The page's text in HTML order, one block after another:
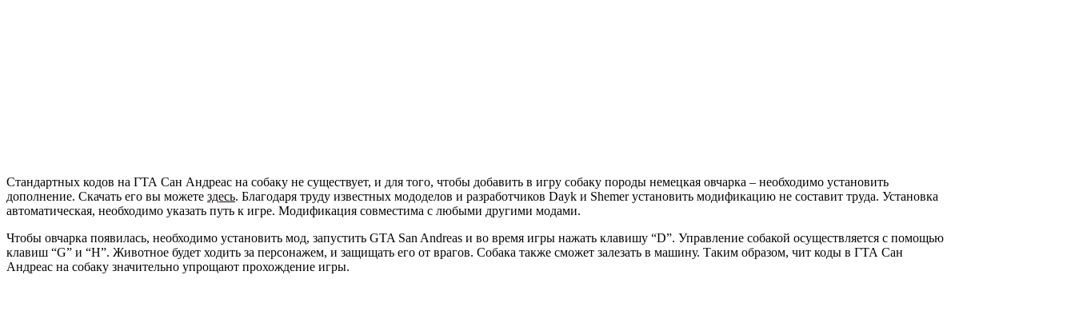
Стандартных кодов на ГТА Сан Андреас на собаку не существует, и для того, чтобы добавить в игру собаку породы немецкая овчарка – необходимо установить
дополнение. Скачать его вы можете здесь. Благодаря труду известных мододелов и разработчиков Dayk и Shemer установить модификацию не составит труда. Установка
автоматическая, необходимо указать путь к игре. Модификация совместима с любыми другими модами.
Чтобы овчарка появилась, необходимо установить мод, запустить GTA San Andreas и во время игры нажать клавишу “D”. Управление собакой осуществляется с помощью
клавиш “G” и “H”. Животное будет ходить за персонажем, и защищать его от врагов. Собака также сможет залезать в машину. Таким образом, чит коды в ГТА Сан
Андреас на собаку значительно упрощают прохождение игры.